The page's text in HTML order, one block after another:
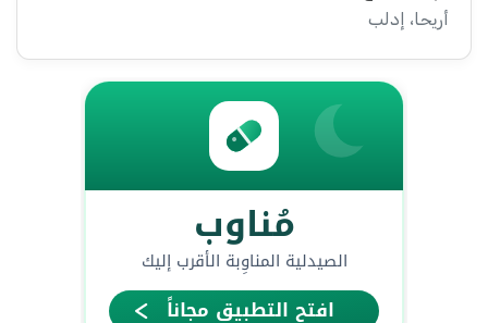
أريحا، إدلب